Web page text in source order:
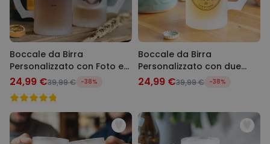
Boccale da Birra
Personalizzato con Foto e
Testo
24,99 €39,99 € -38%
Boccale da Birra
Personalizzato con due
Volti e Logo
24,99 €39,99 € -38%